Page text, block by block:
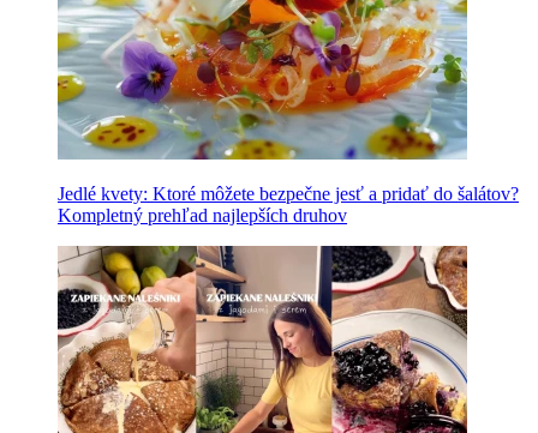
Jedlé kvety: Ktoré môžete bezpečne jesť a pridať do šalátov?
Kompletný prehľad najlepších druhov